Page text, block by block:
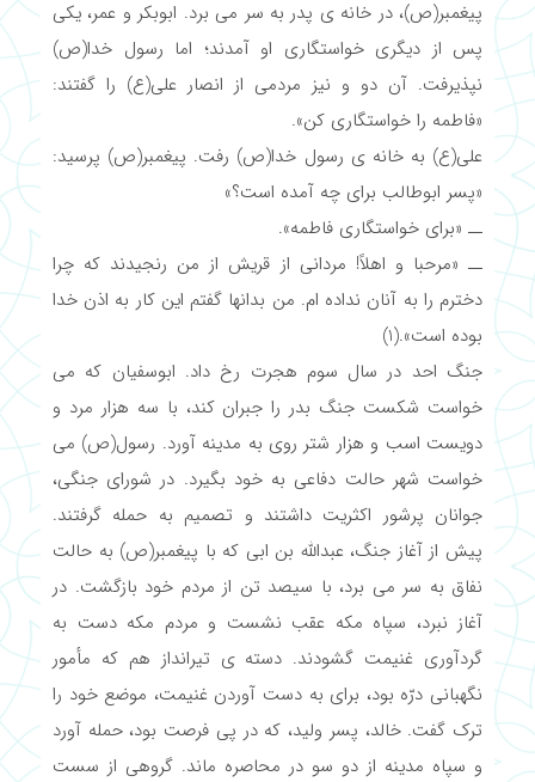
پیغمبر(ص)، در خانه ی پدر به سر می برد. ابوبکر و عمر، یکی
پس از دیگری خواستگاری او آمدند؛ اما رسول خدا(ص)
نپذیرفت. آن دو و نیز مردمی از انصار علی(ع) را گفتند:
«فاطمه را خواستگاری کن».
علی(ع) به خانه ی رسول خدا(ص) رفت. پیغمبر(ص) پرسید:
«پسر ابوطالب برای چه آمده است؟»
ــ «برای خواستگاری فاطمه».
ــ «مرحبا و اهلاً! مردانی از قریش از من رنجیدند که چرا
دخترم را به آنان نداده ام. من بدانها گفتم این کار به اذن خدا
بوده است».(1)
جنگ احد در سال سوم هجرت رخ داد. ابوسفیان که می
خواست شکست جنگ بدر را جبران کند، با سه هزار مرد و
دویست اسب و هزار شتر روی به مدینه آورد. رسول(ص) می
خواست شهر حالت دفاعی به خود بگیرد. در شورای جنگی،
جوانان پرشور اکثریت داشتند و تصمیم به حمله گرفتند.
پیش از آغاز جنگ، عبدالله بن ابی که با پیغمبر(ص) به حالت
نفاق به سر می برد، با سیصد تن از مردم خود بازگشت. در
آغاز نبرد، سپاه مکه عقب نشست و مردم مکه دست به
گردآوری غنیمت گشودند. دسته ی تیرانداز هم که مأمور
نگهبانی درّه بود، برای به دست آوردن غنیمت، موضع خود را
ترک گفت. خالد، پسر ولید، که در پی فرصت بود، حمله آورد
و سپاه مدینه از دو سو در محاصره ماند. گروهی از سست